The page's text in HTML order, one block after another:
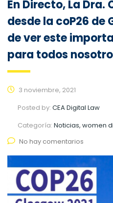
En Directo, La
desde la coP26 de
de ver este
para todos
3 noviembre, 2021
Posted by: CEA Digital Law
Categoría: Noticias, women
No hay comentarios